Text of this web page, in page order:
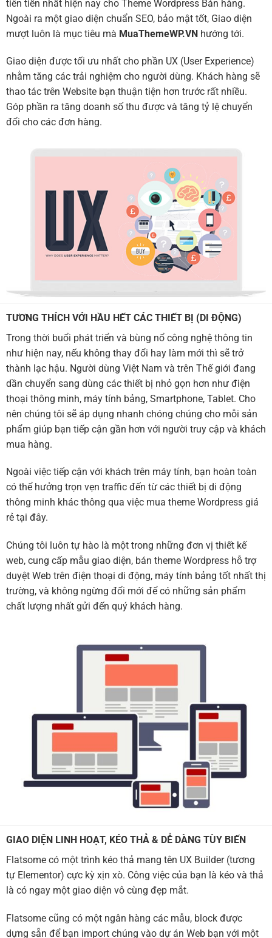
tiên tiến nhất hiện nay cho Theme Wordpress Bán hàng.
Ngoài ra một giao diện chuẩn SEO, bảo mật tốt, Giao diện
mượt luôn là mục tiêu mà MuaThemeWP.VN hướng tới.
Giao diện được tối ưu nhất cho phần UX (User Experience)
nhằm tăng các trải nghiệm cho người dùng. Khách hàng sẽ
thao tác trên Website bạn thuận tiện hơn trước rất nhiều.
Góp phần ra tăng doanh số thu được và tăng tỷ lệ chuyển
đổi cho các đơn hàng.
TƯƠNG THÍCH VỚI HẦU HẾT CÁC THIẾT BỊ (DI ĐỘNG)
Trong thời buổi phát triển và bùng nổ công nghệ thông tin
như hiện nay, nếu không thay đổi hay làm mới thì sẽ trở
thành lạc hậu. Người dùng Việt Nam và trên Thế giới đang
dần chuyển sang dùng các thiết bị nhỏ gọn hơn như điện
thoại thông minh, máy tính bảng, Smartphone, Tablet. Cho
nên chúng tôi sẽ áp dụng nhanh chóng chúng cho mỗi sản
phẩm giúp bạn tiếp cận gần hơn với người truy cập và khách
mua hàng.
Ngoài việc tiếp cận với khách trên máy tính, bạn hoàn toàn
có thể hưởng trọn vẹn traffic đến từ các thiết bị di động
thông minh khác thông qua việc mua theme Wordpress giá
rẻ tại đây.
Chúng tôi luôn tự hào là một trong những đơn vị thiết kế
web, cung cấp mẫu giao diện, bán theme Wordpress hỗ trợ
duyệt Web trên điện thoại di động, máy tính bảng tốt nhất thị
trường, và không ngừng đổi mới để có những sản phẩm
chất lượng nhất gửi đến quý khách hàng.
GIAO DIỆN LINH HOẠT, KÉO THẢ & DỄ DÀNG TÙY BIẾN
Flatsome có một trình kéo thả mang tên UX Builder (tương
tự Elementor) cực kỳ xịn xò. Công việc của bạn là kéo và thả
là có ngay một giao diện vô cùng đẹp mắt.
Flatsome cũng có một ngân hàng các mẫu, block được
dựng sẵn để bạn import chúng vào dự án Web bạn với một